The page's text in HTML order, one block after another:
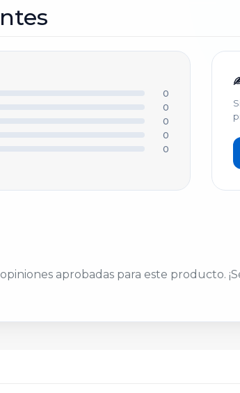
0
0
0
0
0
aprobadas para este producto.
tu opinión
*